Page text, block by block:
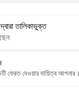
দ্বারা তালিকাভুক্ত
ফেরত দেওয়ার দায়িত্ব আপনার।